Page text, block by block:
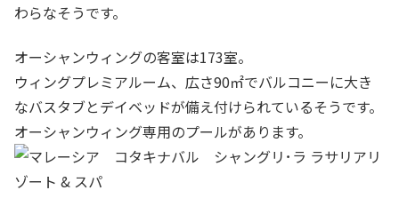
わらなそうです。
オーシャンウィングの客室は173室。
ウィングプレミアルーム、広さ90㎡でバルコニーに大き
なバスタブとデイベッドが備え付けられているそうです。
オーシャンウィング専用のプールがあります。